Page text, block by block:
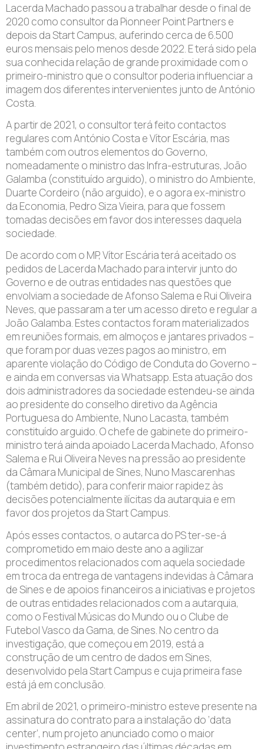
Lacerda Machado passou a trabalhar desde o final de
2020 como consultor da Pionneer Point Partners e
depois da Start Campus, auferindo cerca de 6.500
euros mensais pelo menos desde 2022. E terá sido pela
sua conhecida relação de grande proximidade com o
primeiro-ministro que o consultor poderia influenciar a
imagem dos diferentes intervenientes junto de António
Costa.
A partir de 2021, o consultor terá feito contactos
regulares com António Costa e Vítor Escária, mas
também com outros elementos do Governo,
nomeadamente o ministro das Infra-estruturas, João
Galamba (constituído arguido), o ministro do Ambiente,
Duarte Cordeiro (não arguido), e o agora ex-ministro
da Economia, Pedro Siza Vieira, para que fossem
tomadas decisões em favor dos interesses daquela
sociedade.
De acordo com o MP, Vítor Escária terá aceitado os
pedidos de Lacerda Machado para intervir junto do
Governo e de outras entidades nas questões que
envolviam a sociedade de Afonso Salema e Rui Oliveira
Neves, que passaram a ter um acesso direto e regular a
João Galamba. Estes contactos foram materializados
em reuniões formais, em almoços e jantares privados –
que foram por duas vezes pagos ao ministro, em
aparente violação do Código de Conduta do Governo –
e ainda em conversas via Whatsapp. Esta atuação dos
dois administradores da sociedade estendeu-se ainda
ao presidente do conselho diretivo da Agência
Portuguesa do Ambiente, Nuno Lacasta, também
constituído arguido. O chefe de gabinete do primeiro-
ministro terá ainda apoiado Lacerda Machado, Afonso
Salema e Rui Oliveira Neves na pressão ao presidente
da Câmara Municipal de Sines, Nuno Mascarenhas
(também detido), para conferir maior rapidez às
decisões potencialmente ilícitas da autarquia e em
favor dos projetos da Start Campus.
Após esses contactos, o autarca do PS ter-se-á
comprometido em maio deste ano a agilizar
procedimentos relacionados com aquela sociedade
em troca da entrega de vantagens indevidas à Câmara
de Sines e de apoios financeiros a iniciativas e projetos
de outras entidades relacionados com a autarquia,
como o Festival Músicas do Mundo ou o Clube de
Futebol Vasco da Gama, de Sines. No centro da
investigação, que começou em 2019, está a
construção de um centro de dados em Sines,
desenvolvido pela Start Campus e cuja primeira fase
está já em conclusão.
Em abril de 2021, o primeiro-ministro esteve presente na
assinatura do contrato para a instalação do ‘data
center’, num projeto anunciado como o maior